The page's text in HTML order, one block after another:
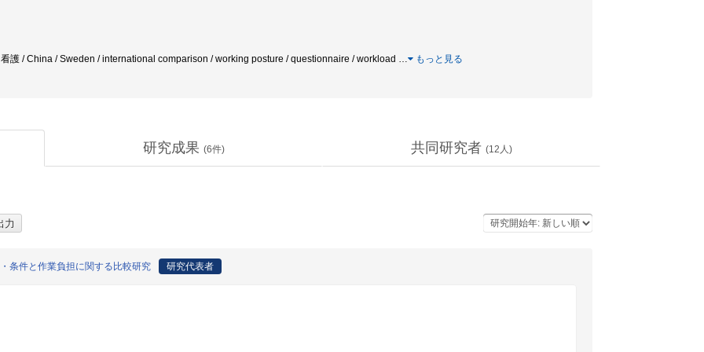
護 / China / Sweden / international comparison / working posture / questionnaire / workload … もっと見る
研究成果 (6件) 共同研究者 (12 人)
条件と作業負担に関する比較研究 研究代表者